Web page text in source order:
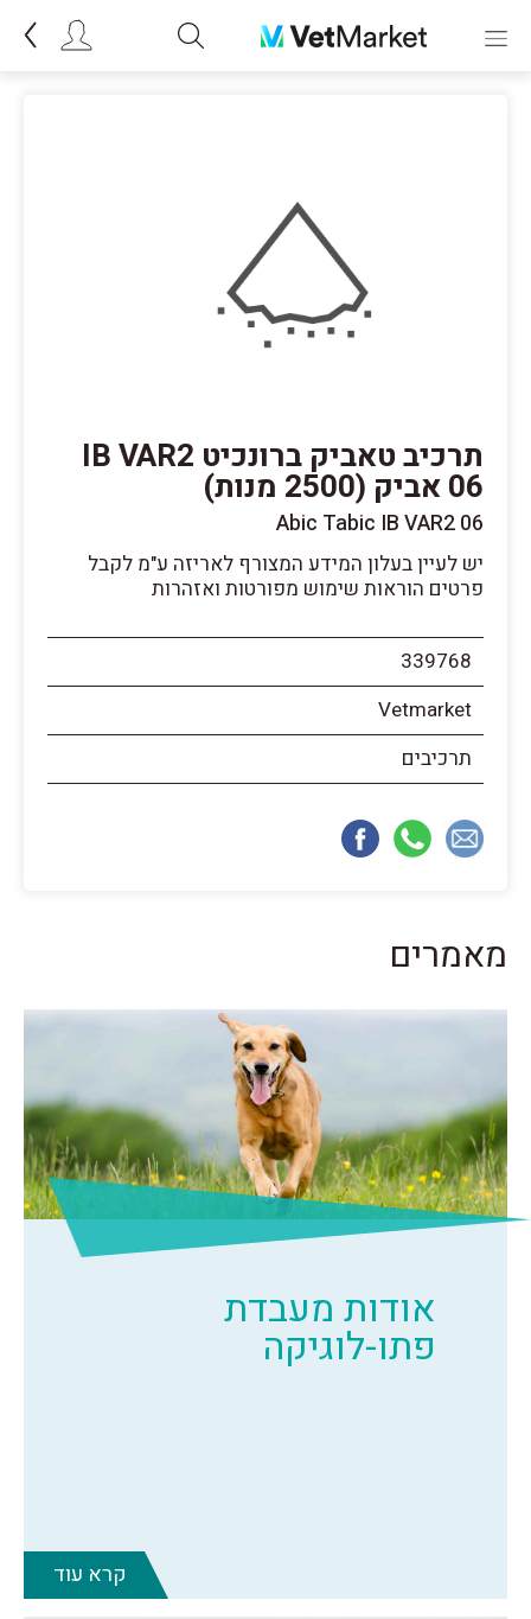
תרכיב טאביק ברונכיט IB VAR2
06 אביק (2500 מנות)
Abic Tabic IB VAR2 06
יש לעיין בעלון המידע המצורף לאריזה ע"מ לקבל
פרטים הוראות שימוש מפורטות ואזהרות
339768
Vetmarket
תרכיבים
מאמרים
אודות מעבדת
פתו-לוגיקה
קרא עוד